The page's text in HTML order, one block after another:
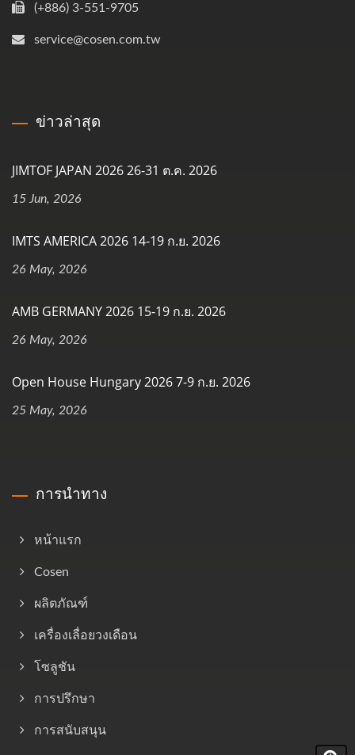
(+886) 3-551-9705
service@cosen.com.tw
ข่าวล่าสุด
JIMTOF JAPAN 2026 26-31 ต.ค. 2026
15 Jun, 2026
IMTS AMERICA 2026 14-19 ก.ย. 2026
26 May, 2026
AMB GERMANY 2026 15-19 ก.ย. 2026
26 May, 2026
Open House Hungary 2026 7-9 ก.ย. 2026
25 May, 2026
การนำทาง
หน้าแรก
Cosen
ผลิตภัณฑ์
เครื่องเลื่อยวงเดือน
โซลูชัน
การปรึกษา
การสนับสนุน